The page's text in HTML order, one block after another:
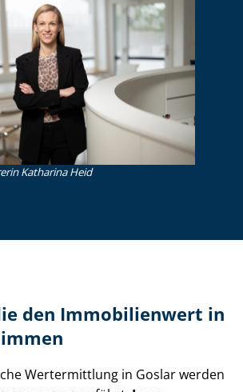
Katharina Heid
den Immobilienwert in
Wertermittlung in Goslar werden